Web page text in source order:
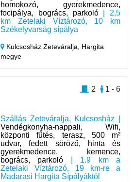
homokozó, gyerekmedence,
focipálya, bogrács, parkoló| 2,5
km Zetelaki Víztározó, 10 km
Székelyvarság sípálya
Kulcsosház Zeteváralja, Hargita
megye
Szállás Zeteváralja, Kulcsosház |
Vendégkonyha-nappali, Wifi,
központi fűtés, terasz, 500 m²
udvar, fedett söröző, hinta és
gyerekmedence, kemence,
bogrács, parkoló | 1.9 km a
Zetelaki Víztározó, 19 km-re a
Madarasi Hargita Sípályáktól
1 - 6
2